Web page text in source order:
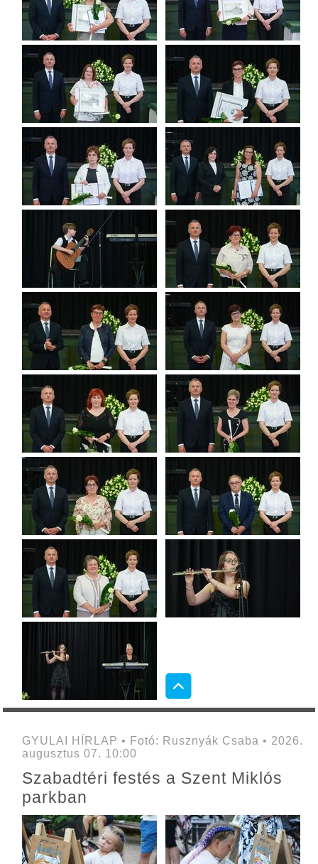
GYULAI HÍRLAP • Fotó: Rusznyák Csaba • 2026.
augusztus 07. 10:00
Szabadtéri festés a Szent Miklós
parkban